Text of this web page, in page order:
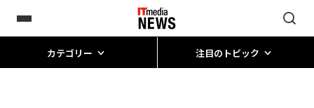
カテゴリー 注目のトピック